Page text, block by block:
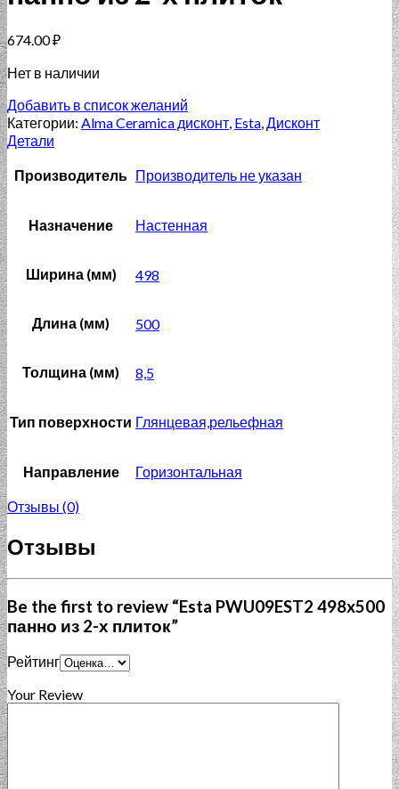
674.00₽
Нет в наличии
Добавить в список желаний
Категории: Alma Ceramica дисконт, Esta,Дисконт
Детали
Производитель Производитель не указан
Назначение Настенная
Ширина (мм) 498
Длина (мм) 500
Толщина (мм) 8,5
Тип поверхности Глянцевая,рельефная
Направление Горизонтальная
Отзывы (0)
Отзывы
Be the first to review “Esta PWU09EST2 498x500
панно из 2-х плиток”
Рейтинг
Your Review